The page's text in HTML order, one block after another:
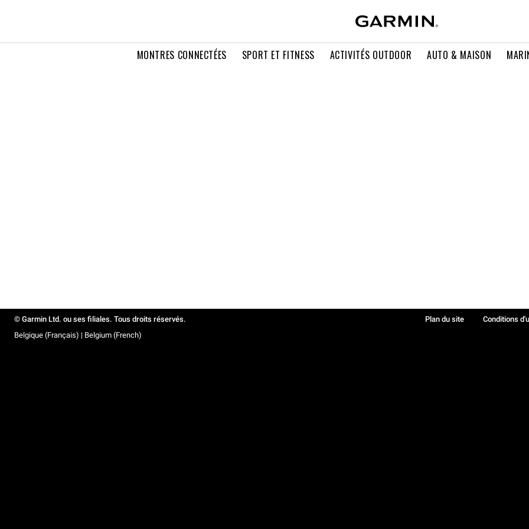
MONTRES CONNECTÉES SPORT ET FITNESS ACTIVITÉS OUTDOOR AUTO & MAISON
© Garmin Ltd. ou ses filiales. Tous droits réservés. Plan du site Conditions
Belgique (Français) | Belgium (French)